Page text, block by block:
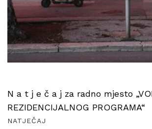
N a t j e č a j za radno mjesto
REZIDENCIJALNOG PROGRAMA“
NATJEČAJ